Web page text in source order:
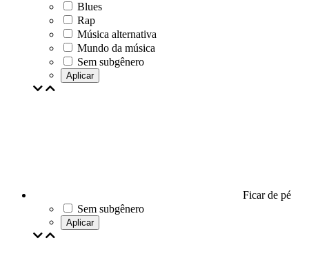
Blues
Rap
Música alternativa
Mundo da música
Sem subgênero
Aplicar
Ficar de pé
Sem subgênero
Aplicar